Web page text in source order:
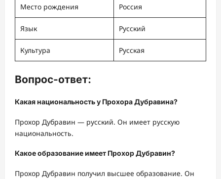
Место рождения Россия
Язык Русский
Культура Русская
Вопрос-ответ:
Какая национальность у Прохора Дубравина?
Прохор Дубравин — русский. Он имеет русскую
национальность.
Какое образование имеет Прохор Дубравин?
Прохор Дубравин получил высшее образование. Он